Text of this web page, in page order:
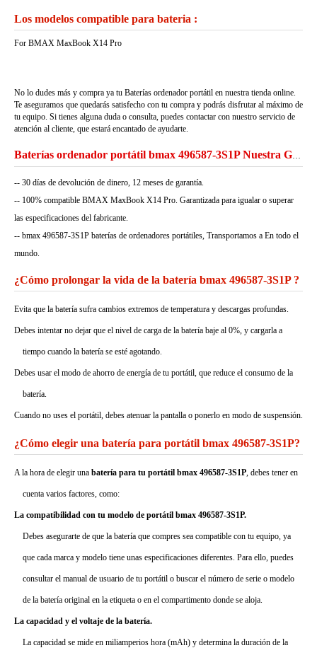
Los modelos compatible para bateria :
For BMAX MaxBook X14 Pro
No lo dudes más y compra ya tu Baterías ordenador portátil en nuestra tienda online.
Te aseguramos que quedarás satisfecho con tu compra y podrás disfrutar al máximo de
tu equipo. Si tienes alguna duda o consulta, puedes contactar con nuestro servicio de
atención al cliente, que estará encantado de ayudarte.
Baterías ordenador portátil bmax 496587-3S1P Nuestra Garantía
-- 30 días de devolución de dinero, 12 meses de garantía.
-- 100% compatible BMAX MaxBook X14 Pro. Garantizada para igualar o superar
las especificaciones del fabricante.
-- bmax 496587-3S1P baterías de ordenadores portátiles, Transportamos a En todo el
mundo.
¿Cómo prolongar la vida de la batería bmax 496587-3S1P ?
Evita que la batería sufra cambios extremos de temperatura y descargas profundas.
Debes intentar no dejar que el nivel de carga de la batería baje al 0%, y cargarla a
tiempo cuando la batería se esté agotando.
Debes usar el modo de ahorro de energía de tu portátil, que reduce el consumo de la
batería.
Cuando no uses el portátil, debes atenuar la pantalla o ponerlo en modo de suspensión.
¿Cómo elegir una batería para portátil bmax 496587-3S1P?
A la hora de elegir una batería para tu portátil bmax 496587-3S1P, debes tener en
cuenta varios factores, como:
La compatibilidad con tu modelo de portátil bmax 496587-3S1P.
Debes asegurarte de que la batería que compres sea compatible con tu equipo, ya
que cada marca y modelo tiene unas especificaciones diferentes. Para ello, puedes
consultar el manual de usuario de tu portátil o buscar el número de serie o modelo
de la batería original en la etiqueta o en el compartimento donde se aloja.
La capacidad y el voltaje de la batería.
La capacidad se mide en miliamperios hora (mAh) y determina la duración de la